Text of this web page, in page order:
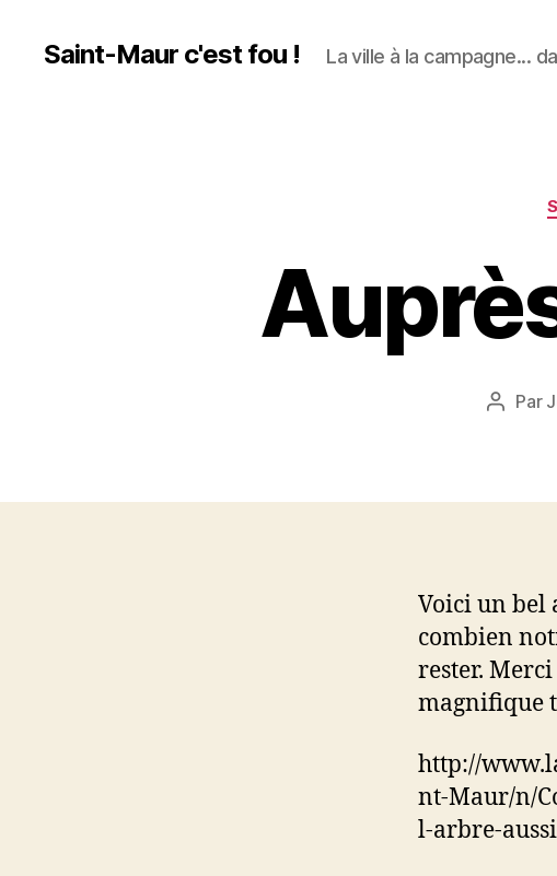
Saint-Maur c'est fou ! La ville à la campagne...
Auteur
Par
Voici un bel
combien
rester.
magnifique
http://
nt-Maur/n/
l-arbre-